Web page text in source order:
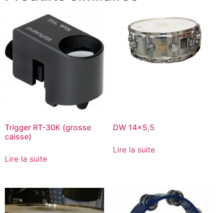
Trigger RT-30K (grosse
caisse)
Lire la suite
DW 14×5,5
Lire la suite